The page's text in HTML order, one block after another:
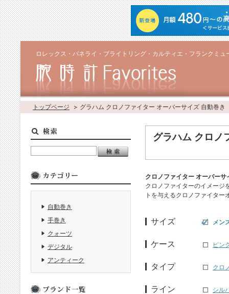
ロレックス・パネライ・ブライトリング・カルティエ・フランクミ
トップページ グラハム クロノファイター オーバーサイズ 自動巻き
グラハム クロノ
クロノファイター オーバーサ
クロノファイターのイメージ
トを与えるクロノファイタ
サイズ メン
ケース ピン
タイプ クロ
ライン シル
自動巻き
手巻き
クォーツ
デジタル
アンティーク